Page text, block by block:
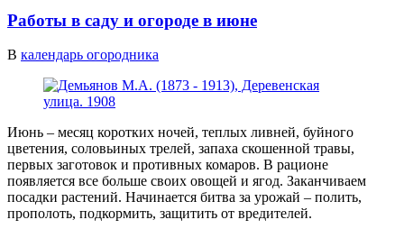
Работы в саду и огороде в июне
В календарь огородника
Июнь – месяц коротких ночей, теплых ливней, буйного
цветения, соловьиных трелей, запаха скошенной травы,
первых заготовок и противных комаров. В рационе
появляется все больше своих овощей и ягод. Заканчиваем
посадки растений. Начинается битва за урожай – полить,
прополоть, подкормить, защитить от вредителей.